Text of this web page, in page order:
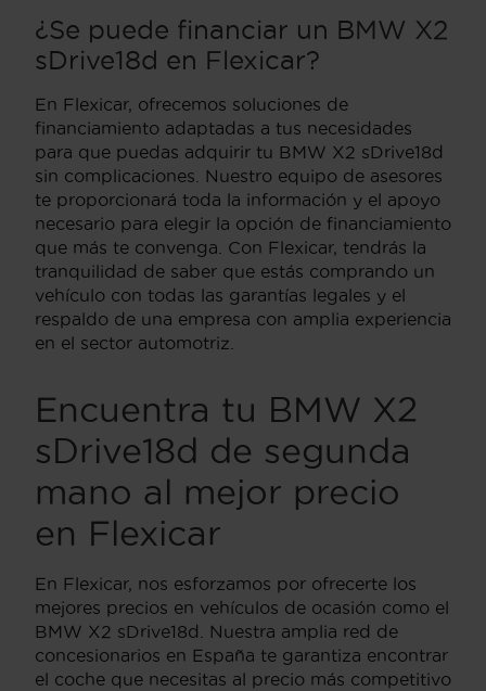
¿Se puede financiar un BMW X2
sDrive18d en Flexicar?
En Flexicar, ofrecemos soluciones de
financiamiento adaptadas a tus necesidades
para que puedas adquirir tu BMW X2 sDrive18d
sin complicaciones. Nuestro equipo de asesores
te proporcionará toda la información y el apoyo
necesario para elegir la opción de financiamiento
que más te convenga. Con Flexicar, tendrás la
tranquilidad de saber que estás comprando un
vehículo con todas las garantías legales y el
respaldo de una empresa con amplia experiencia
en el sector automotriz.
Encuentra tu BMW X2
sDrive18d de segunda
mano al mejor precio
en Flexicar
En Flexicar, nos esforzamos por ofrecerte los
mejores precios en vehículos de ocasión como el
BMW X2 sDrive18d. Nuestra amplia red de
concesionarios en España te garantiza encontrar
el coche que necesitas al precio más competitivo